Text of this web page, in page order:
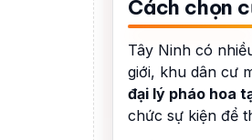
Cách chọn
Tây Ninh có
giới, khu dân cư
đại lý pháo hoa
chức sự kiện để